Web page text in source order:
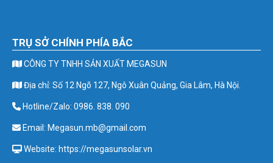
TRỤ SỞ CHÍNH PHÍA BẮC
CÔNG TY TNHH SẢN XUẤT MEGASUN
Địa chỉ: Số 12 Ngõ 127, Ngô Xuân Quảng, Gia Lâm, Hà Nội.
Hotline/Zalo: 0986. 838. 090
Email: Megasun.mb@gmail.com
Website: https://megasunsolar.vn